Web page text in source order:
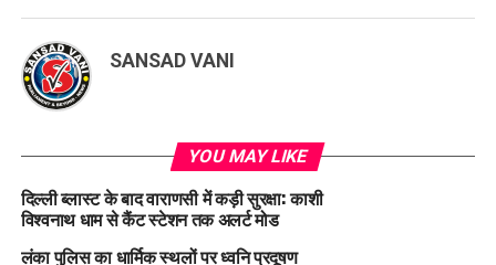
SANSAD VANI
YOU MAY LIKE
दिल्ली ब्लास्ट के बाद वाराणसी में कड़ी सुरक्षा: काशी
विश्वनाथ धाम से कैंट स्टेशन तक अलर्ट मोड
लंका पुलिस का धार्मिक स्थलों पर ध्वनि प्रदूषण